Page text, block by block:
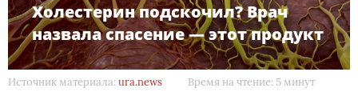
Холестерин подскочил? Врач
назвала спасение — этот продукт
Источник материала: ura.news Время на чтение: 5 минут